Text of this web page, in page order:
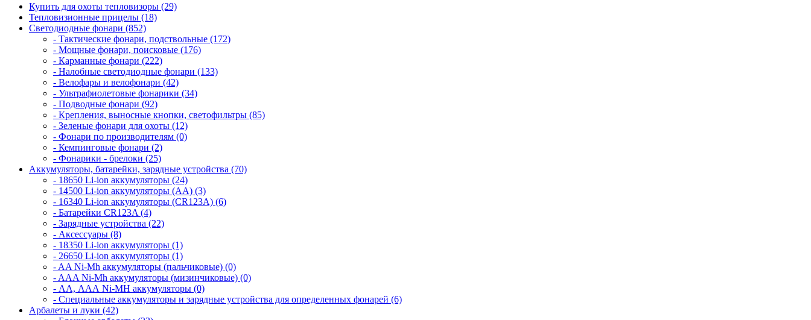
Купить для охоты тепловизоры (29)
Тепловизионные прицелы (18)
Светодиодные фонари (852)
- Тактические фонари, подствольные (172)
- Мощные фонари, поисковые (176)
- Карманные фонари (222)
- Налобные светодиодные фонари (133)
- Велофары и велофонари (42)
- Ультрафиолетовые фонарики (34)
- Подводные фонари (92)
- Крепления, выносные кнопки, светофильтры (85)
- Зеленые фонари для охоты (12)
- Фонари по производителям (0)
- Кемпинговые фонари (2)
- Фонарики - брелоки (25)
Аккумуляторы, батарейки, зарядные устройства (70)
- 18650 Li-ion аккумуляторы (24)
- 14500 Li-ion аккумуляторы (AA) (3)
- 16340 Li-ion аккумуляторы (CR123A) (6)
- Батарейки CR123A (4)
- Зарядные устройства (22)
- Аксессуары (8)
- 18350 Li-ion аккумуляторы (1)
- 26650 Li-ion аккумуляторы (1)
- AA Ni-Mh аккумуляторы (пальчиковые) (0)
- AAA Ni-Mh аккумуляторы (мизинчиковые) (0)
- АА, ААА Ni-MH аккумуляторы (0)
- Специальные аккумуляторы и зарядные устройства для определенных фонарей (6)
Арбалеты и луки (42)